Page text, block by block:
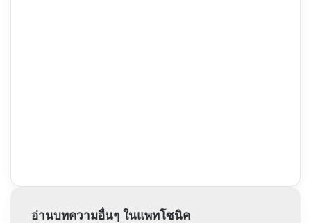
อ่านบทความอื่นๆ ในแพทโซนิค